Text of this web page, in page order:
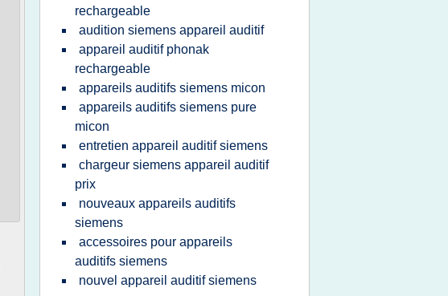
rechargeable
audition siemens appareil auditif
appareil auditif phonak
rechargeable
appareils auditifs siemens micon
appareils auditifs siemens pure
micon
entretien appareil auditif siemens
chargeur siemens appareil auditif
prix
nouveaux appareils auditifs
siemens
accessoires pour appareils
auditifs siemens
nouvel appareil auditif siemens